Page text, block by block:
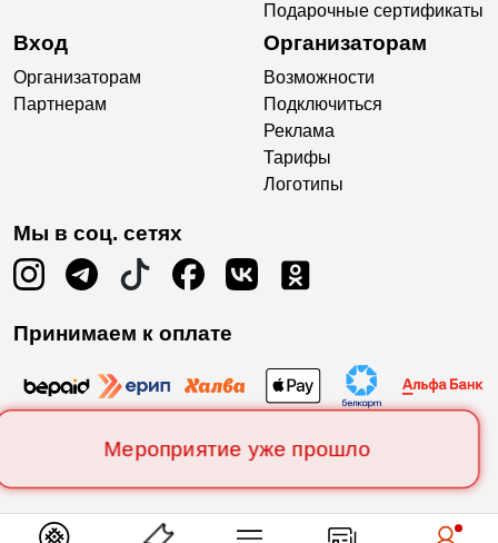
Мероприятие уже прошло
Подарочные сертификаты
Вход
Организаторам
Партнерам
Организаторам
Возможности
Подключиться
Реклама
Тарифы
Логотипы
Мы в соц. сетях
Принимаем к оплате